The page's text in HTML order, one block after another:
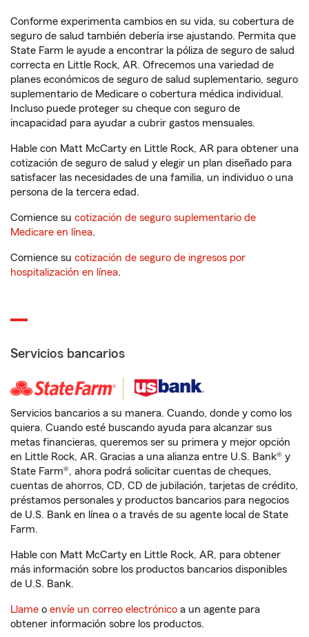
Conforme experimenta cambios en su vida, su cobertura de
seguro de salud también debería irse ajustando. Permita que
State Farm le ayude a encontrar la póliza de seguro de salud
correcta en Little Rock, AR. Ofrecemos una variedad de
planes económicos de seguro de salud suplementario, seguro
suplementario de Medicare o cobertura médica individual.
Incluso puede proteger su cheque con seguro de
incapacidad para ayudar a cubrir gastos mensuales.
Hable con Matt McCarty en Little Rock, AR para obtener una
cotización de seguro de salud y elegir un plan diseñado para
satisfacer las necesidades de una familia, un individuo o una
persona de la tercera edad.
Comience su cotización de seguro suplementario de
Medicare en línea.
Comience su cotización de seguro de ingresos por
hospitalización en línea.
Servicios bancarios
Servicios bancarios a su manera. Cuando, donde y como los
quiera. Cuando esté buscando ayuda para alcanzar sus
metas financieras, queremos ser su primera y mejor opción
en Little Rock, AR. Gracias a una alianza entre U.S. Bank® y
State Farm®, ahora podrá solicitar cuentas de cheques,
cuentas de ahorros, CD, CD de jubilación, tarjetas de crédito,
préstamos personales y productos bancarios para negocios
de U.S. Bank en línea o a través de su agente local de State
Farm.
Hable con Matt McCarty en Little Rock, AR, para obtener
más información sobre los productos bancarios disponibles
de U.S. Bank.
Llame o envíe un correo electrónico a un agente para
obtener información sobre los productos.